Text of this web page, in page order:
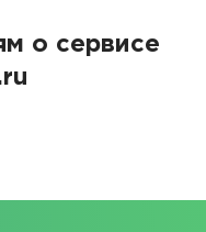
о сервисе